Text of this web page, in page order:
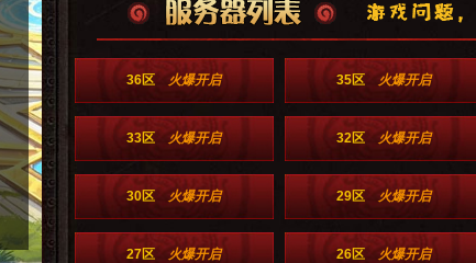
36区 火爆开启 35区 火爆开启
33区 火爆开启 32区 火爆开启
30区 火爆开启 29区 火爆开启
27区 火爆开启 26区 火爆开启